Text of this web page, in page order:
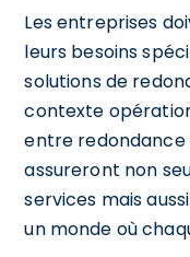
Les entreprises
leurs besoins
solutions de
contexte
entre redondance
assureront non
services mais
un monde où